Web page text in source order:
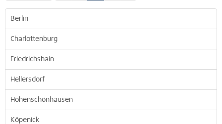
Berlin
Charlottenburg
Friedrichshain
Hellersdorf
Hohenschönhausen
Köpenick